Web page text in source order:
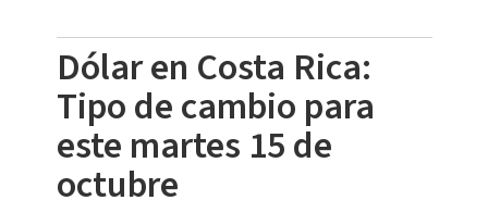
Dólar en Costa Rica:
Tipo de cambio para
este martes 15 de
octubre